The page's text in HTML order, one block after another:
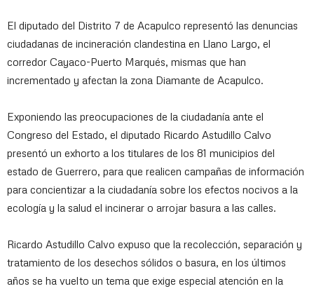
El diputado del Distrito 7 de Acapulco representó las denuncias
ciudadanas de incineración clandestina en Llano Largo, el
corredor Cayaco-Puerto Marqués, mismas que han
incrementado y afectan la zona Diamante de Acapulco.
Exponiendo las preocupaciones de la ciudadanía ante el
Congreso del Estado, el diputado Ricardo Astudillo Calvo
presentó un exhorto a los titulares de los 81 municipios del
estado de Guerrero, para que realicen campañas de información
para concientizar a la ciudadanía sobre los efectos nocivos a la
ecología y la salud el incinerar o arrojar basura a las calles.
Ricardo Astudillo Calvo expuso que la recolección, separación y
tratamiento de los desechos sólidos o basura, en los últimos
años se ha vuelto un tema que exige especial atención en la